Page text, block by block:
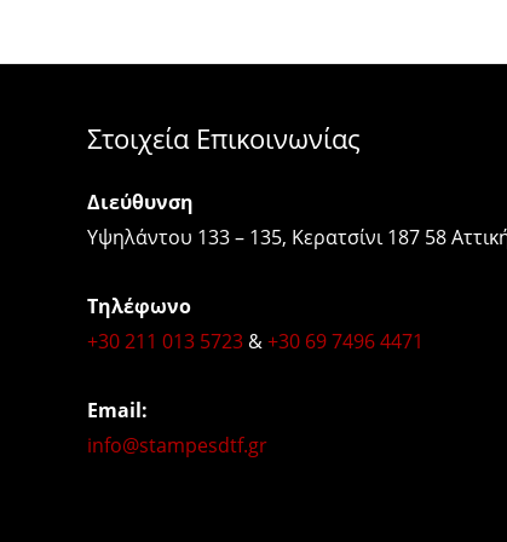
Στοιχεία Επικοινωνίας
Διεύθυνση
Υψηλάντου 133 – 135, Κερατσίνι 187 58
Τηλέφωνο
+30 211 013 5723 &+30 69 7496 4471
Email:
info@stampesdtf.gr